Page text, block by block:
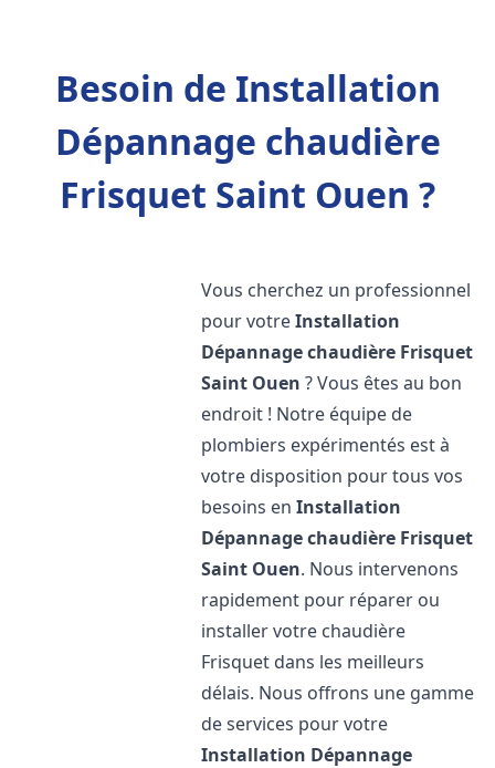
Besoin de Installation
Dépannage chaudière
Frisquet Saint Ouen ?
Vous cherchez un professionnel
pour votreInstallation
Dépannage chaudière Frisquet
Saint Ouen ? Vous êtes au bon
endroit ! Notre équipe de
plombiers expérimentés est à
votre disposition pour tous vos
besoins enInstallation
Dépannage chaudière Frisquet
Saint Ouen. Nous intervenons
rapidement pour réparer ou
installer votre chaudière
Frisquet dans les meilleurs
délais. Nous offrons une gamme
de services pour votre
Installation Dépannage